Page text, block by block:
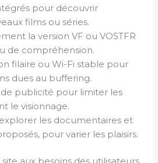
pour découvrir
films ou séries.
la version VF ou VOSTFR
de compréhension.
filaire ou Wi-Fi stable pour
dues au buffering.
publicité pour limiter les
le visionnage.
les documentaires et
pour varier les plaisirs.